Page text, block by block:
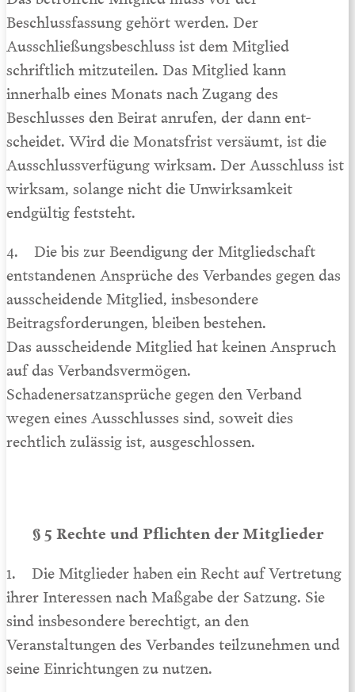
Beschlussfassung gehört werden. Der
Ausschließungsbeschluss ist dem Mitglied
schriftlich mitzuteilen. Das Mitglied kann
innerhalb eines Monats nach Zugang des
Beschlusses den Beirat anrufen, der dann ent­
scheidet. Wird die Monatsfrist versäumt, ist die
Ausschlussver­fügung wirksam. Der Ausschluss ist
wirksam, solange nicht die Unwirksamkeit
endgültig feststeht.
4. Die bis zur Beendigung der Mitgliedschaft
entstandenen Ansprüche des Verbandes gegen das
ausscheidende Mitglied, insbesondere
Beitragsforderungen, bleiben bestehen.
Das ausscheidende Mitglied hat keinen Anspruch
auf das Verbandsvermögen.
Schadenersatzansprüche gegen den Verband
wegen eines Ausschlusses sind, soweit dies
rechtlich zulässig ist, ausgeschlossen.
§ 5 Rechte und Pflichten der Mitglieder
1. Die Mitglieder haben ein Recht auf Vertretung
ihrer Interessen nach Maßgabe der Satzung. Sie
sind insbesondere berechtigt, an den
Veranstaltungen des Verbandes teilzunehmen und
seine Ein­richtungen zu nutzen.